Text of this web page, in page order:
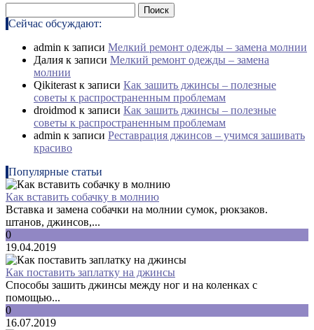
Сейчас обсуждают:
admin к записи Мелкий ремонт одежды – замена молнии
Далия к записи Мелкий ремонт одежды – замена
молнии
Qikiterastк записи Как зашить джинсы – полезные
советы к распространенным проблемам
droidmod к записи Как зашить джинсы – полезные
советы к распространенным проблемам
admin к записи Реставрация джинсов – учимся зашивать
красиво
Популярные статьи
Как вставить собачку в молнию
Вставка и замена собачки на молнии сумок, рюкзаков.
штанов, джинсов,...
0
19.04.2019
Как поставить заплатку на джинсы
Способы зашить джинсы между ног и на коленках с
помощью...
0
16.07.2019